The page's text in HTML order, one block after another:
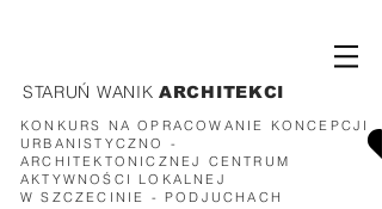
STARUŃ WANIK ARCHITEKCI
KONKURS NA OPRACOWANIE KONCEPCJI
URBANISTYCZNO -
ARCHITEKTONICZNEJ CENTRUM
AKTYWNOŚCI LOKALNEJ
W SZCZECINIE - PODJUCHACH